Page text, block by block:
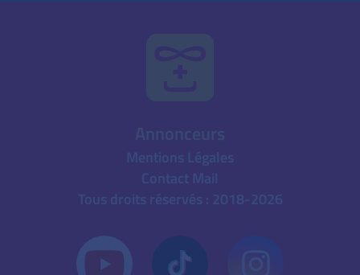
Mentions Légales
Contact Mail
Tous droits réservés : 2018-2026